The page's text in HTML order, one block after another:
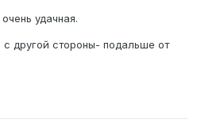
удачная.
с другой стороны- подальше от